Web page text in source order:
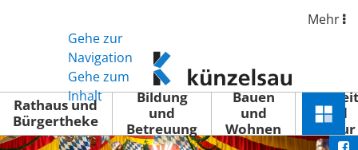
Gehe zur
Navigation
Gehe zum
Inhalt
www.kuenzelsau.de
(zur
Startseite)
Mehr
Rathaus und
Bürgertheke
Bildung
und
Betreuung
Bauen
und
Wohnen
Freizeit
und
Kultur
Menü